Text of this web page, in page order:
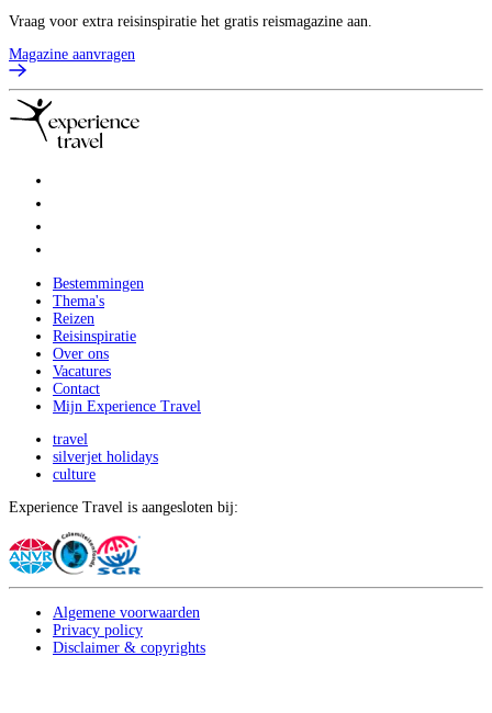
Vraag voor extra reisinspiratie het gratis reismagazine aan.
Magazine aanvragen
Bestemmingen
Thema's
Reizen
Reisinspiratie
Over ons
Vacatures
Contact
Mijn Experience Travel
travel
silverjet holidays
culture
Experience Travel is aangesloten bij:
Algemene voorwaarden
Privacy policy
Disclaimer & copyrights